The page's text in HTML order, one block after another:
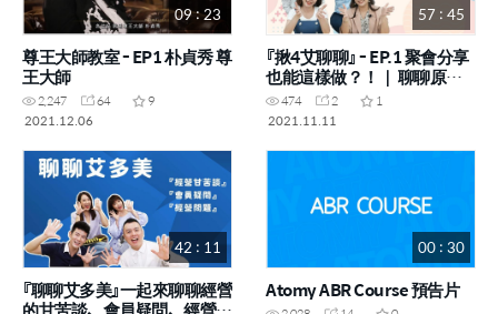
09 : 23
尊王大師教室 - EP1 朴貞秀 尊
王大師
2,247 64
9
2021.12.06
57 : 45
『揪4艾聊聊』 - EP.1 聚會分享
也能這樣做？！｜ 聊聊原則
中心
474 2
1
2021.11.11
42 : 11
『聊聊艾多美』一起來聊聊經營
00 : 30
Atomy ABR Course 預告片